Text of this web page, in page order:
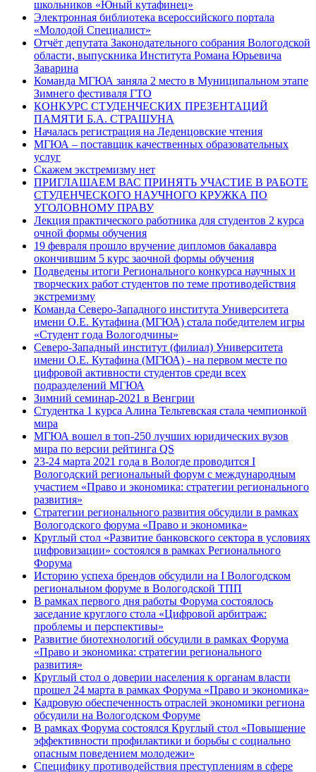
школьников «Юный кутафинец»
Электронная библиотека всероссийского портала
«Молодой Специалист»
Отчёт депутата Законодательного собрания Вологодской
области, выпускника Института Романа Юрьевича
Заварина
Команда МГЮА заняла 2 место в Муниципальном этапе
Зимнего фестиваля ГТО
КОНКУРС СТУДЕНЧЕСКИХ ПРЕЗЕНТАЦИЙ
ПАМЯТИ Б.А. СТРАШУНА
Началась регистрация на Леденцовские чтения
МГЮА – поставщик качественных образовательных
услуг
Скажем экстремизму нет
ПРИГЛАШАЕМ ВАС ПРИНЯТЬ УЧАСТИЕ В РАБОТЕ
СТУДЕНЧЕСКОГО НАУЧНОГО КРУЖКА ПО
УГОЛОВНОМУ ПРАВУ
Лекция практического работника для студентов 2 курса
очной формы обучения
19 февраля прошло вручение дипломов бакалавра
окончившим 5 курс заочной формы обучения
Подведены итоги Регионального конкурса научных и
творческих работ студентов по теме противодействия
экстремизму
Команда Северо-Западного института Университета
имени О.Е. Кутафина (МГЮА) стала победителем игры
«Студент года Вологодчины»
Северо-Западный институт (филиал) Университета
имени О.Е. Кутафина (МГЮА) - на первом месте по
цифровой активности студентов среди всех
подразделений МГЮА
Зимний семинар-2021 в Венгрии
Студентка 1 курса Алина Тельтевская стала чемпионкой
мира
МГЮА вошел в топ-250 лучших юридических вузов
мира по версии рейтинга QS
23-24 марта 2021 года в Вологде проводится I
Вологодский региональный форум с международным
участием «Право и экономика: стратегии регионального
развития»
Стратегии регионального развития обсудили в рамках
Вологодского форума «Право и экономика»
Круглый стол «Развитие банковского сектора в условиях
цифровизации» состоялся в рамках Регионального
Форума
Историю успеха брендов обсудили на I Вологодском
региональном форуме в Вологодской ТПП
В рамках первого дня работы Форума состоялось
заседание круглого стола «Цифровой арбитраж:
проблемы и перспективы»
Развитие биотехнологий обсудили в рамках Форума
«Право и экономика: стратегии регионального
развития»
Круглый стол о доверии населения к органам власти
прошел 24 марта в рамках Форума «Право и экономика»
Кадровую обеспеченность отраслей экономики региона
обсудили на Вологодском Форуме
В рамках Форума состоялся Круглый стол «Повышение
эффективности профилактики и борьбы с социально
опасным поведением молодежи»
Специфику противодействия преступлениям в сфере